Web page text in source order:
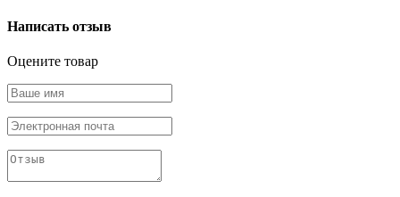
Написать отзыв
Оцените товар